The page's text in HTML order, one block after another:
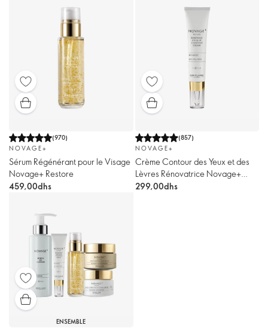
(970)
NOVAGE+
Sérum Régénérant pour le Visage
Novage+ Restore
459,00dhs
(857)
NOVAGE+
Crème Contour des Yeux et des
Lèvres Rénovatrice Novage+
Restore
299,00dhs
ENSEMBLE